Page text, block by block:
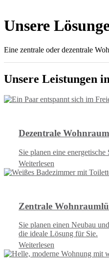
Unsere
Eine zentrale oder dezentrale
Unsere Leistungen
Dezentrale
Sie planen eine
Weiterlesen
Zentrale
Sie planen einen Neubau
die ideale Lösung für Sie.
Weiterlesen